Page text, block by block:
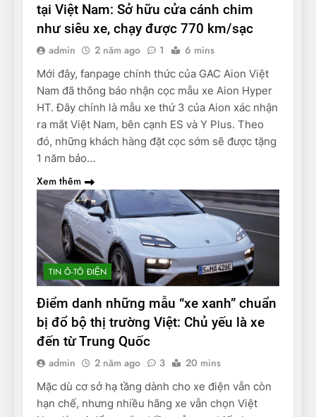
tại Việt Nam: Sở hữu cửa cánh chim
như siêu xe, chạy được 770 km/sạc
admin 2 năm ago 1 6 mins
Mới đây, fanpage chính thức của GAC Aion Việt
Nam đã thông báo nhận cọc mẫu xe Aion Hyper
HT. Đây chính là mẫu xe thứ 3 của Aion xác nhận
ra mắt Việt Nam, bên cạnh ES và Y Plus. Theo
đó, những khách hàng đặt cọc sớm sẽ được tặng
1 năm bảo…
Xem thêm
TIN Ô-TÔ ĐIỆN
Điểm danh những mẫu “xe xanh” chuẩn
bị đổ bộ thị trường Việt: Chủ yếu là xe
đến từ Trung Quốc
admin 2 năm ago 3 20 mins
Mặc dù cơ sở hạ tầng dành cho xe điện vẫn còn
hạn chế, nhưng nhiều hãng xe vẫn chọn Việt